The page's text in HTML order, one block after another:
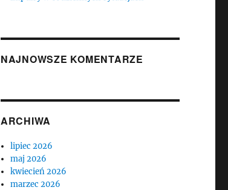
NAJNOWSZE KOMENTARZE
ARCHIWA
lipiec 2026
maj 2026
kwiecień 2026
marzec 2026